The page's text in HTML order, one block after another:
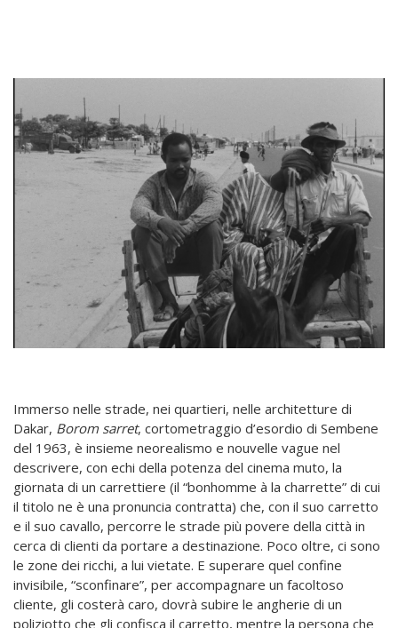
Immerso nelle strade, nei quartieri, nelle architetture di
Dakar, Borom sarret, cortometraggio d’esordio di Sembene
del 1963, è insieme neorealismo e nouvelle vague nel
descrivere, con echi della potenza del cinema muto, la
giornata di un carrettiere (il “bonhomme à la charrette” di cui
il titolo ne è una pronuncia contratta) che, con il suo carretto
e il suo cavallo, percorre le strade più povere della città in
cerca di clienti da portare a destinazione. Poco oltre, ci sono
le zone dei ricchi, a lui vietate. E superare quel confine
invisibile, “sconfinare”, per accompagnare un facoltoso
cliente, gli costerà caro, dovrà subire le angherie di un
poliziotto che gli confisca il carretto, mentre la persona che